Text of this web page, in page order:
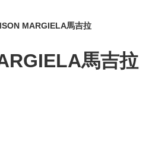
MARGIELA馬吉拉
馬吉拉